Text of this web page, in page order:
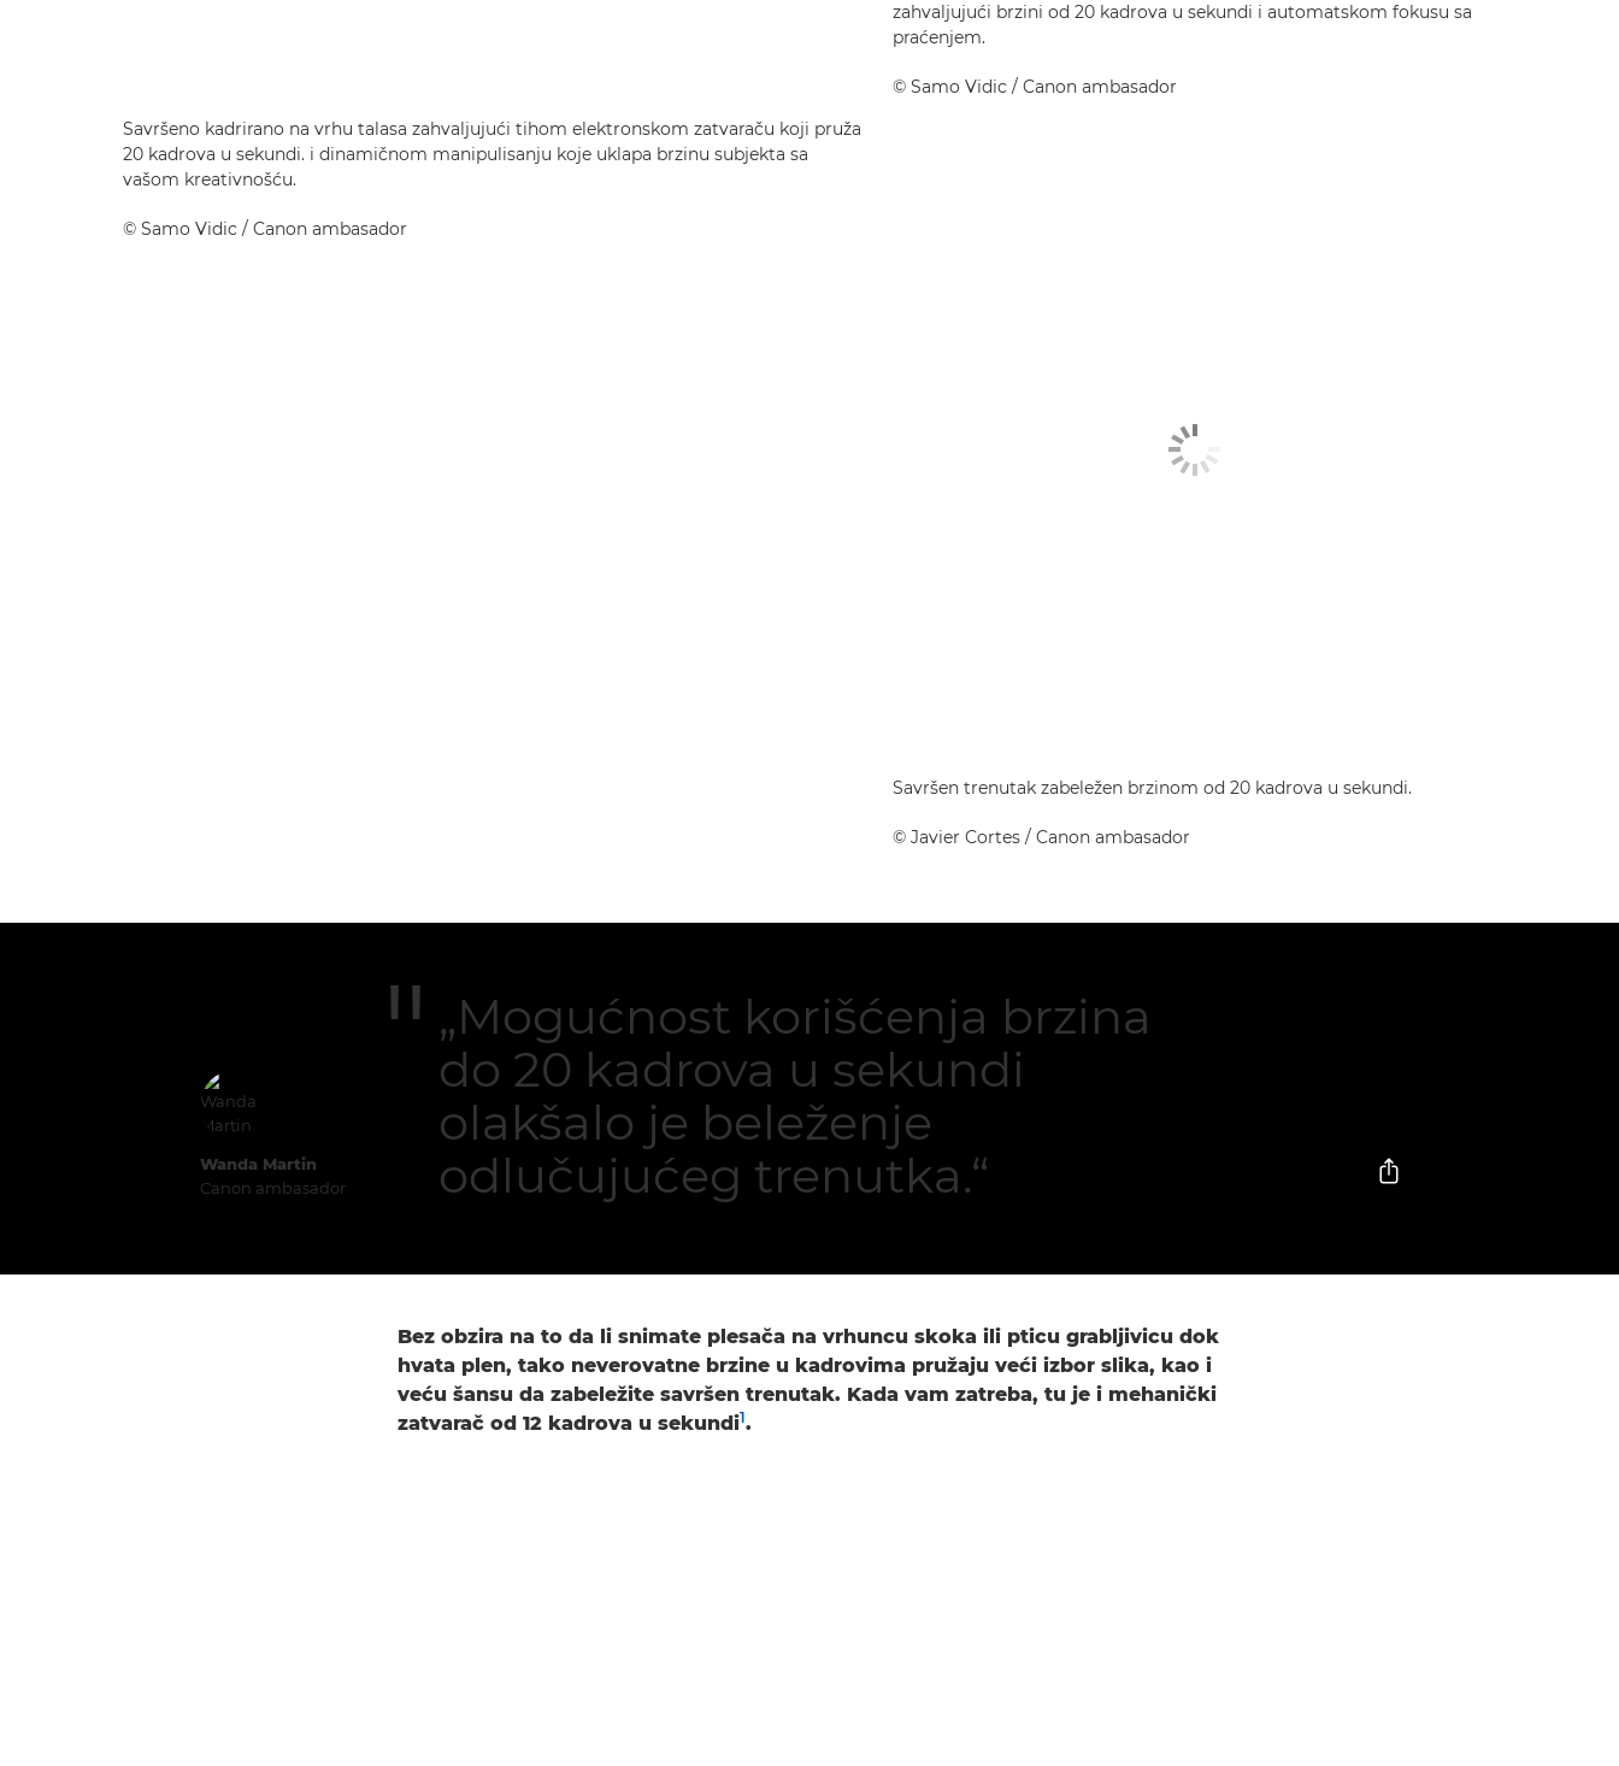
Savršeno kadrirano na vrhu talasa zahvaljujući tihom elektronskom zatvaraču koji pruža
20 kadrova u sekundi. i dinamičnom manipulisanju koje uklapa brzinu subjekta sa
vašom kreativnošću.
© Samo Vidic / Canon ambasador
zahvaljujući brzini od 20 kadrova u sekundi i automatskom fokusu sa
praćenjem.
© Samo Vidic / Canon ambasador
Savršen trenutak zabeležen brzinom od 20 kadrova u sekundi.
© Javier Cortes / Canon ambasador
Wanda Martin
Canon ambasador
„Mogućnost korišćenja brzina
do 20 kadrova u sekundi
olakšalo je beleženje
odlučujućeg trenutka.“
Bez obzira na to da li snimate plesača na vrhuncu skoka ili pticu grabljivicu dok
hvata plen, tako neverovatne brzine u kadrovima pružaju veći izbor slika, kao i
veću šansu da zabeležite savršen trenutak. Kada vam zatreba, tu je i mehanički
zatvarač od 12 kadrova u sekundi1.